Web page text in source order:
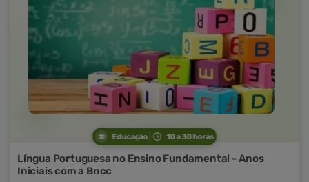
Educação 10 a 30 horas
Língua Portuguesa no Ensino Fundamental - Anos
Iniciais com a Bncc